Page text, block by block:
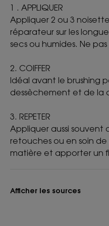
1 . APPLIQUER
Appliquer 2 ou 3
réparateur sur les
secs ou humides. Ne pas
2. COIFFER
Idéal avant le brushing
dessèchement et de la
3. REPETER
Appliquer aussi souvent
retouches ou en soin
matière et apporter un
Afficher les sources